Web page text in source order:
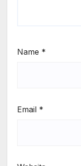
Name *
Email *